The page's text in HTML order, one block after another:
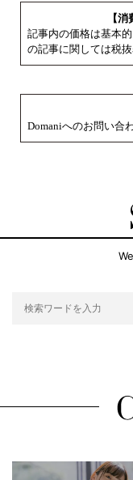
【
記事内の価格は基本
の記事に関しては税
Domaniへのお問い合